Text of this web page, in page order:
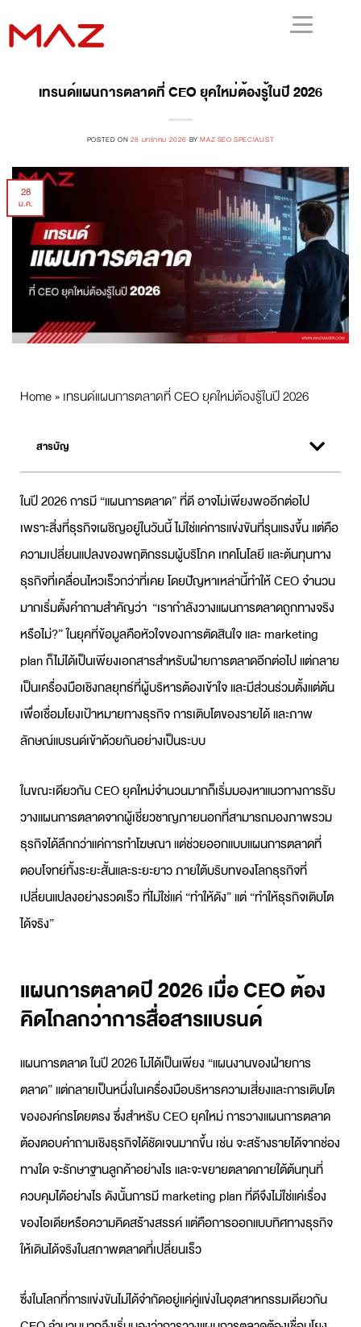
เทรนด์แผนการตลาดที่ CEO ยุคใหม่ต้องรู้ในปี 2026
POSTED ON 28 มกราคม 2026 BYMAZ SEO SPECIALIST
28
ม.ค.
Home»เทรนด์แผนการตลาดที่ CEO ยุคใหม่ต้องรู้ในปี 2026
สารบัญ
ในปี 2026 การมี “แผนการตลาด” ที่ดี อาจไม่เพียงพออีกต่อไป
เพราะสิ่งที่ธุรกิจเผชิญอยู่ในวันนี้ ไม่ใช่แค่การแข่งขันที่รุนแรงขึ้น แต่คือ
ความเปลี่ยนแปลงของพฤติกรรมผู้บริโภค เทคโนโลยี และต้นทุนทาง
ธุรกิจที่เคลื่อนไหวเร็วกว่าที่เคย โดยปัญหาเหล่านี้ทำให้ CEO จำนวน
มากเริ่มตั้งคำถามสำคัญว่า “เรากำลังวางแผนการตลาดถูกทางจริง
หรือไม่?” ในยุคที่ข้อมูลคือหัวใจของการตัดสินใจ และmarketing
planก็ไม่ได้เป็นเพียงเอกสารสำหรับฝ่ายการตลาดอีกต่อไป แต่กลาย
เป็นเครื่องมือเชิงกลยุทธ์ที่ผู้บริหารต้องเข้าใจ และมีส่วนร่วมตั้งแต่ต้น
เพื่อเชื่อมโยงเป้าหมายทางธุรกิจ การเติบโตของรายได้ และภาพ
ลักษณ์แบรนด์เข้าด้วยกันอย่างเป็นระบบ
ในขณะเดียวกัน CEO ยุคใหม่จำนวนมากก็เริ่มมองหาแนวทางการรับ
วางแผนการตลาดจากผู้เชี่ยวชาญภายนอกที่สามารถมองภาพรวม
ธุรกิจได้ลึกกว่าแค่การทำโฆษณา แต่ช่วยออกแบบแผนการตลาดที่
ตอบโจทย์ทั้งระยะสั้นและระยะยาว ภายใต้บริบทของโลกธุรกิจที่
เปลี่ยนแปลงอย่างรวดเร็ว ที่ไม่ใช่แค่ “ทำให้ดัง” แต่ “ทำให้ธุรกิจเติบโต
ได้จริง”
แผนการตลาดปี 2026 เมื่อ CEO ต้อง
คิดไกลกว่าการสื่อสารแบรนด์
แผนการตลาดในปี 2026 ไม่ได้เป็นเพียง “แผนงานของฝ่ายการ
ตลาด” แต่กลายเป็นหนึ่งในเครื่องมือบริหารความเสี่ยงและการเติบโต
ขององค์กรโดยตรง ซึ่งสำหรับ CEO ยุคใหม่ การวางแผนการตลาด
ต้องตอบคำถามเชิงธุรกิจได้ชัดเจนมากขึ้น เช่น จะสร้างรายได้จากช่อง
ทางใด จะรักษาฐานลูกค้าอย่างไร และจะขยายตลาดภายใต้ต้นทุนที่
ควบคุมได้อย่างไร ดังนั้นการมีmarketing planที่ดีจึงไม่ใช่แค่เรื่อง
ของไอเดียหรือความคิดสร้างสรรค์ แต่คือการออกแบบทิศทางธุรกิจ
ให้เดินได้จริงในสภาพตลาดที่เปลี่ยนเร็ว
ซึ่งในโลกที่การแข่งขันไม่ได้จำกัดอยู่แค่คู่แข่งในอุตสาหกรรมเดียวกัน